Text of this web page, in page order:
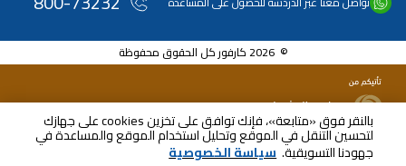
بالنقر فوق «متابعة»، فإنك توافق على تخزين cookies على جهازك
لتحسين التنقل في الموقع وتحليل استخدام الموقع والمساعدة في
جهودنا التسويقية. سياسة الخصوصية
© 2026 كارفور كل الحقوق محفوظة